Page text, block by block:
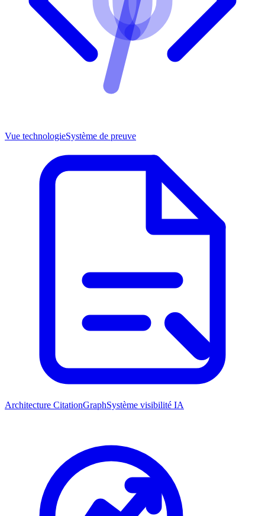
Vue technologieSystème de preuve
Architecture CitationGraphSystème visibilité IA